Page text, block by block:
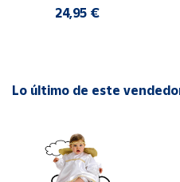
24,95 €
Lo último de este